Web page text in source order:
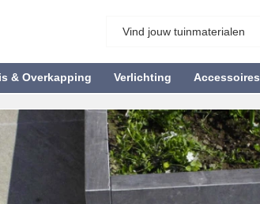
& Overkapping Verlichting Accessoires